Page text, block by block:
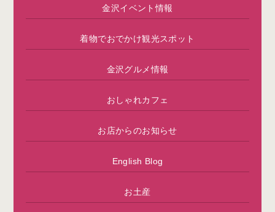
金沢イベント情報
着物でおでかけ観光スポット
金沢グルメ情報
おしゃれカフェ
お店からのお知らせ
English Blog
お土産